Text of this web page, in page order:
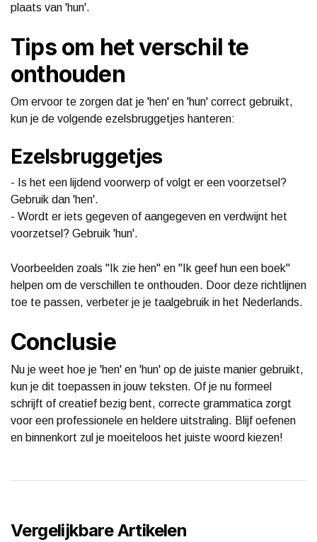
plaats van 'hun'.
Tips om het verschil te
onthouden
Om ervoor te zorgen dat je 'hen' en 'hun' correct gebruikt,
kun je de volgende ezelsbruggetjes hanteren:
Ezelsbruggetjes
- Is het een lijdend voorwerp of volgt er een voorzetsel?
Gebruik dan 'hen'.
- Wordt er iets gegeven of aangegeven en verdwijnt het
voorzetsel? Gebruik 'hun'.
Voorbeelden zoals "Ik zie hen" en "Ik geef hun een boek"
helpen om de verschillen te onthouden. Door deze richtlijnen
toe te passen, verbeter je je taalgebruik in het Nederlands.
Conclusie
Nu je weet hoe je 'hen' en 'hun' op de juiste manier gebruikt,
kun je dit toepassen in jouw teksten. Of je nu formeel
schrijft of creatief bezig bent, correcte grammatica zorgt
voor een professionele en heldere uitstraling. Blijf oefenen
en binnenkort zul je moeiteloos het juiste woord kiezen!
Vergelijkbare Artikelen